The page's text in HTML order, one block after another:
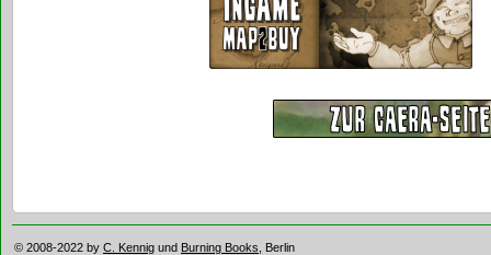
© 2008-2022 by C. Kennig und Burning Books , Berlin